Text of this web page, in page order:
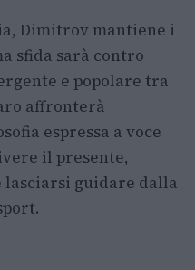
Dimitrov mantiene i
sfida sarà contro
e popolare tra
affronterà
espressa a voce
il presente,
lasciarsi guidare dalla